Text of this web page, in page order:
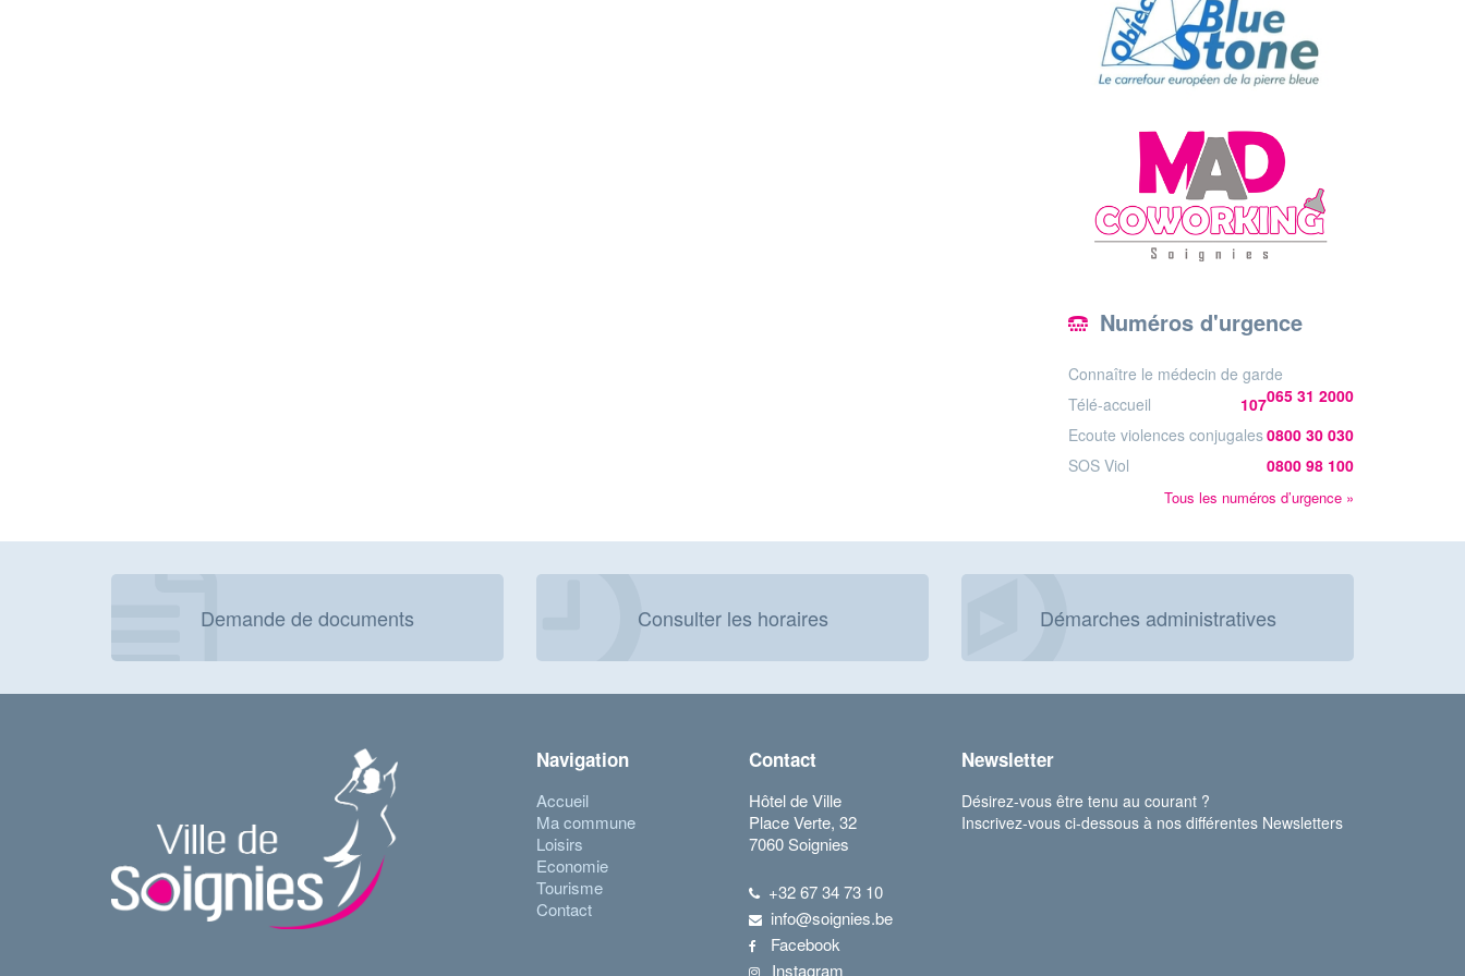
Numéros d'urgence
Connaître le médecin de garde
065 31 2000
Télé-accueil
107
Ecoute violences conjugales0800 30 030
SOS Viol
0800 98 100
Tous les numéros d’urgence »
Demande de documents Consulter les horaires Démarches administratives
Navigation
Accueil
Ma commune
Loisirs
Economie
Tourisme
Contact
Contact
Hôtel de Ville
Place Verte, 32
7060 Soignies
+32 67 34 73 10
info@soignies.be
Facebook
Instagram
Newsletter
Désirez-vous être tenu au courant ?
Inscrivez-vous ci-dessous à nos différentes Newsletters